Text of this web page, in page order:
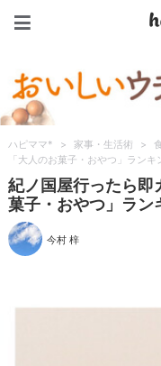
ハピママ* > 家事・生活術 >
「大人のお菓子・おやつ」ランキ
紀ノ国屋行ったら即
菓子・おやつ」ラン
今村 梓